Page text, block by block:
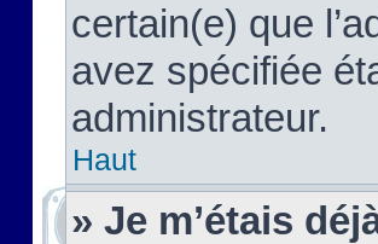
certain(e) que
avez spécifiée
administrateur.
Haut
» Je m’étais